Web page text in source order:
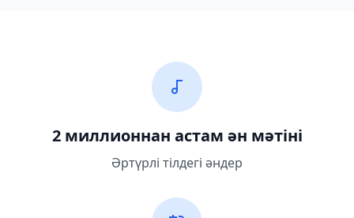
2 миллионнан астам ән мәтіні
Әртүрлі тілдегі әндер